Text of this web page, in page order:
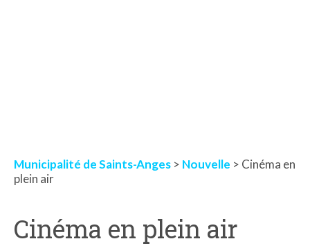
Municipalité de Saints-Anges > Nouvelle > Cinéma en
plein air
Cinéma en plein air